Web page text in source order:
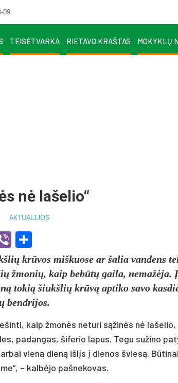
09
TEISĖTVARKA RIETAVO KRAŠTAS MOKYKLŲ
nė lašelio“
AKTUALIJOS
Viber
krūvos miškuose ar šalia vandens
žmonių, kaip bebūtų gaila,
tokią šiukšlių krūvą aptiko savo
bendrijos.
kaip žmonės neturi sąžinės nė
padangas, šiferio lapus. Tegu sužino
vieną dieną išlįs į dienos šviesą.
– kalbėjo pašnekovas.